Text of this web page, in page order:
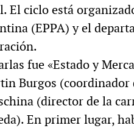
El ciclo está
(EPPA) y el
fue «Estado y
Burgos
(director de la
En primer lugar,